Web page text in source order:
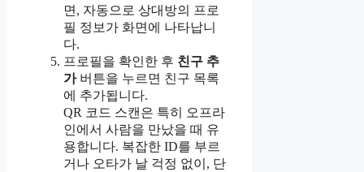
면, 자동으로 상대방의 프로
필 정보가 화면에 나타납니
다.
프로필을 확인한 후 친구 추
가버튼을 누르면 친구 목록
에 추가됩니다.
QR 코드 스캔은 특히 오프라
인에서 사람을 만났을 때 유
용합니다. 복잡한 ID를 부르
거나 오타가 날 걱정 없이, 단